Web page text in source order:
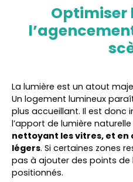
Optimiser
La lumière est un atout
Un logement lumineux
plus accueillant. Il est donc
l’apport de lumière naturelle
nettoyant les vitres, et en
légers. Si certaines zones
pas à ajouter des points de
positionnés.